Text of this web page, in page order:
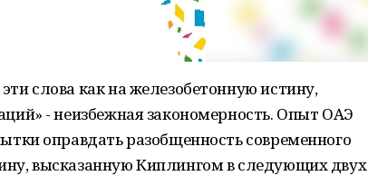
слова как на железобетонную истину,
- неизбежная закономерность. Опыт ОАЭ
оправдать разобщенность современного
высказанную Киплингом в следующих двух